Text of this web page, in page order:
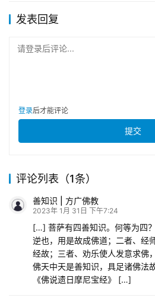
发表回复
请登录后评论...
登录后才能评论
提交
评论列表（1条）
善知识 | 方广佛教
2023年 1月 31日 下午7:24
[…] 菩萨有四善知识。何等为四
逆也，用是故成佛道；二者、经
经故；三者、劝乐使人发意求佛
佛天中天是善知识，具足诸佛
《佛说遗日摩尼宝经》 […]